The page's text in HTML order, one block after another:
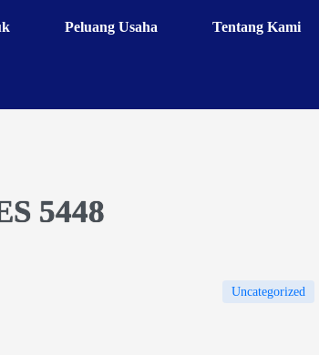
Peluang Usaha Tentang Kami
5448
Uncategorized